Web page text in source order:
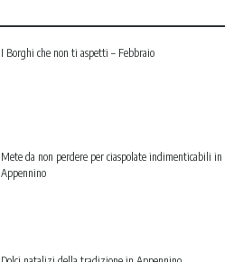
I Borghi che non ti aspetti – Febbraio
Mete da non perdere per ciaspolate indimenticabili in
Appennino